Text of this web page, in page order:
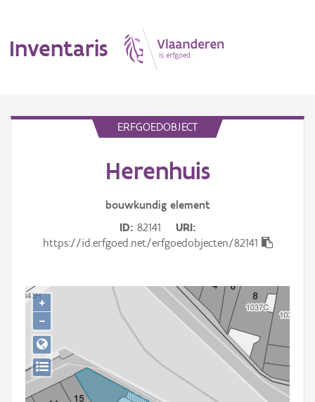
Inventaris
Gebeurtenis
Persoon of collectief
Downloads
Hergebruik
ERFGOEDOBJECT
Herenhuis
bouwkundig element
ID 82141
URI
https://id.erfgoed.net/erfgoedobjecten/82141
+
−